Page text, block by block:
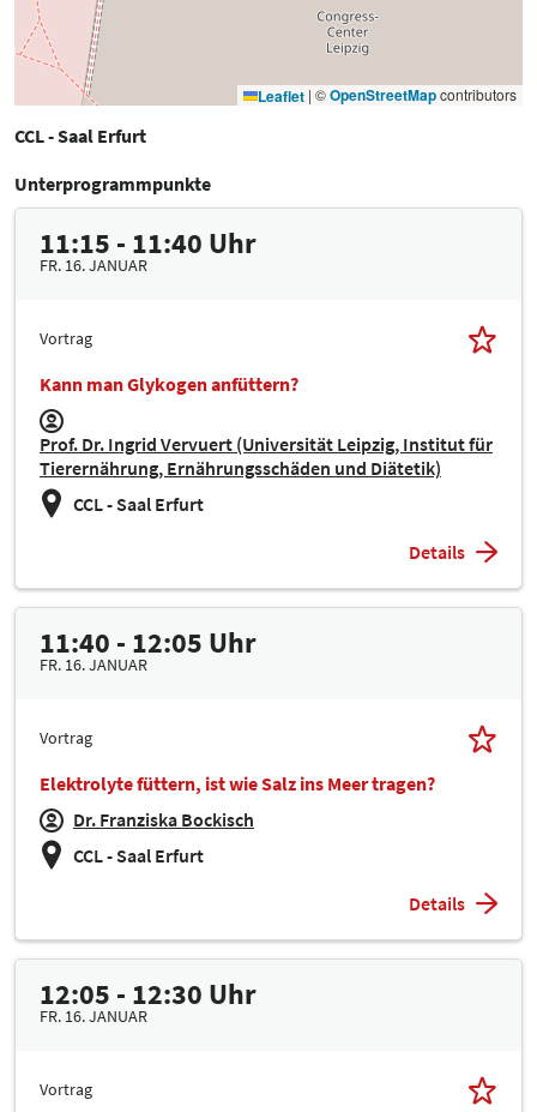
Leaflet | ©OpenStreetMapcontributors
CCL - Saal Erfurt
Unterprogrammpunkte
11:15 - 11:40 Uhr
FR. 16. JANUAR
Vortrag
Kann man Glykogen anfüttern?
Prof. Dr. Ingrid Vervuert (Universität Leipzig, Institut für
Tierernährung, Ernährungsschäden und Diätetik)
CCL - Saal Erfurt
Details
11:40 - 12:05 Uhr
FR. 16. JANUAR
Vortrag
Elektrolyte füttern, ist wie Salz ins Meer tragen?
Dr. Franziska Bockisch
CCL - Saal Erfurt
Details
12:05 - 12:30 Uhr
FR. 16. JANUAR
Vortrag